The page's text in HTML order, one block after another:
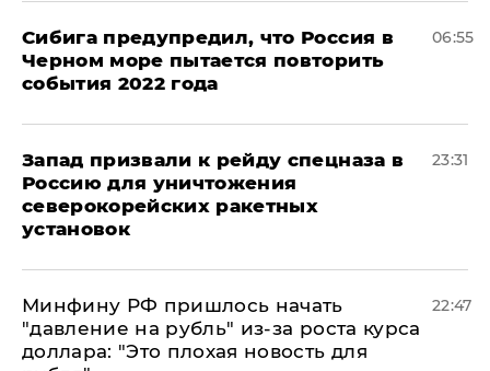
Сибига предупредил, что Россия в
Черном море пытается повторить
события 2022 года
06:55
Запад призвали к рейду спецназа в
Россию для уничтожения
северокорейских ракетных
установок
23:31
Минфину РФ пришлось начать
"давление на рубль" из-за роста курса
доллара: "Это плохая новость для
22:47